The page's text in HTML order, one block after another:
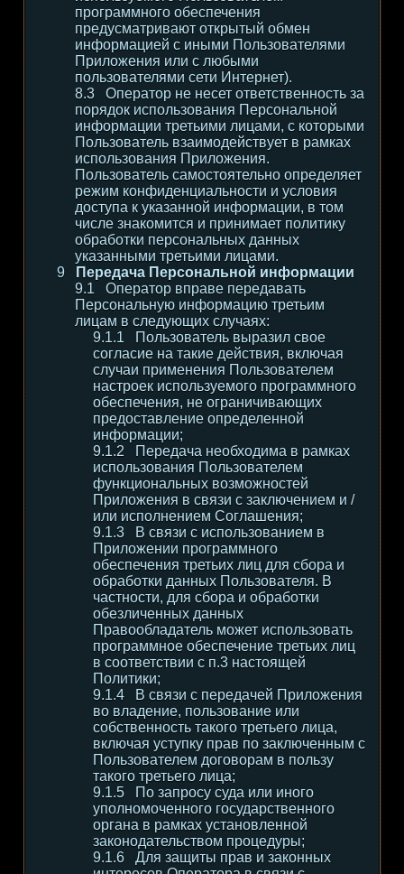
программного обеспечения
предусматривают открытый обмен
информацией с иными Пользователями
Приложения или с любыми
пользователями сети Интернет).
Оператор не несет ответственность за
порядок использования Персональной
информации третьими лицами, с которыми
Пользователь взаимодействует в рамках
использования Приложения.
Пользователь самостоятельно определяет
режим конфиденциальности и условия
доступа к указанной информации, в том
числе знакомится и принимает политику
обработки персональных данных
указанными третьими лицами.
Передача Персональной информации
Оператор вправе передавать
Персональную информацию третьим
лицам в следующих случаях:
Пользователь выразил свое
согласие на такие действия, включая
случаи применения Пользователем
настроек используемого программного
обеспечения, не ограничивающих
предоставление определенной
информации;
Передача необходима в рамках
использования Пользователем
функциональных возможностей
Приложения в связи с заключением и /
или исполнением Соглашения;
В связи с использованием в
Приложении программного
обеспечения третьих лиц для сбора и
обработки данных Пользователя. В
частности, для сбора и обработки
обезличенных данных
Правообладатель может использовать
программное обеспечение третьих лиц
в соответствии с п.3 настоящей
Политики;
В связи с передачей Приложения
во владение, пользование или
собственность такого третьего лица,
включая уступку прав по заключенным с
Пользователем договорам в пользу
такого третьего лица;
По запросу суда или иного
уполномоченного государственного
органа в рамках установленной
законодательством процедуры;
Для защиты прав и законных